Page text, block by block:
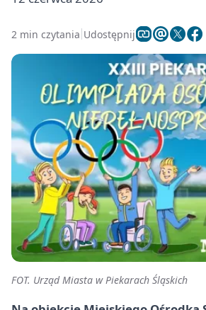
2 min czytania Udostępnij
FOT. Urząd Miasta w Piekarach Śląskich